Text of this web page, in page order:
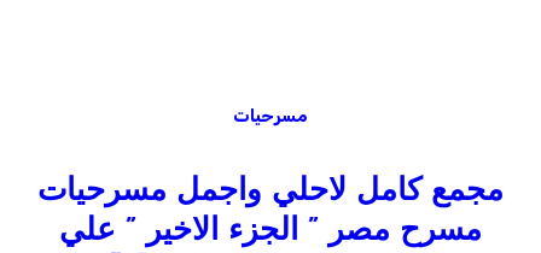
مسرحيات
مجمع كامل لاحلي واجمل مسرحيات
مسرح مصر ” الجزء الاخير ” علي